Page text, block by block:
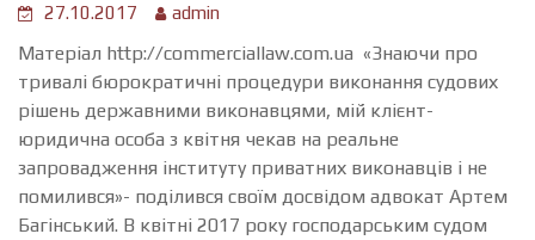
27.10.2017 admin
Матеріал http://commerciallaw.com.ua «Знаючи про
тривалі бюрократичні процедури виконання судових
рішень державними виконавцями, мій клієнт-
юридична особа з квітня чекав на реальне
запровадження інституту приватних виконавців і не
помилився»- поділився своїм досвідом адвокат Артем
Багінський. В квітні 2017 року господарським судом